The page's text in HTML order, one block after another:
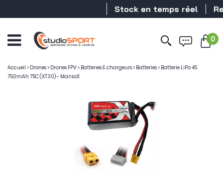
Stock en temps réel
0
Accueil > Drones> Drones FPV> Batteries & chargeurs> Batteries> Batterie LiPo 4S
750mAh 75C (XT30) - ManiaX